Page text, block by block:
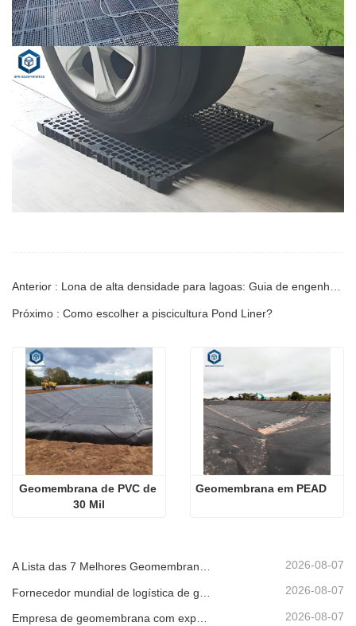
Próximo : Como escolher a piscicultura Pond Liner?
Geomembrana de PVC de
30 Mil
Geomembrana em PEAD
A Lista das 7 Melhores Geomembranas HDPE 2mm 2026-08-07
2026-08-07
2026-08-07